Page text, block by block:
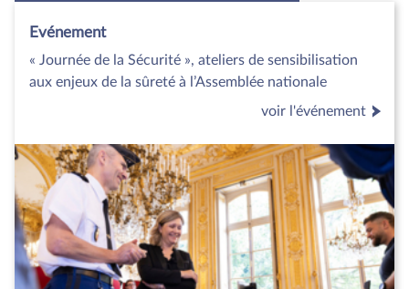
Evénement
« Journée de la Sécurité », ateliers de sensibilisation
aux enjeux de la sûreté à l’Assemblée nationale
voir l'événement